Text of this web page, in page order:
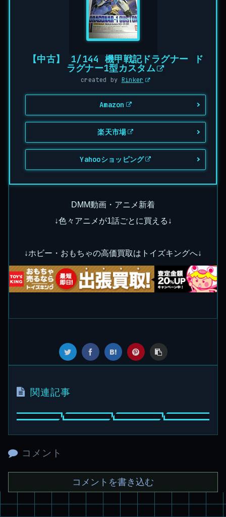
【中古】 1/144 機甲戦記ドラグナー ド
ラグナー1型カスタム
created by Rinker
Amazon
楽天市場
Yahooショッピング
DMM動画・アニメ新着
↓色々アニメが1話ごとに買える↓
↓ホビー・おもちゃの高価買取はトイズキングへ↓
関連記事
コメント
コメントを書き込む